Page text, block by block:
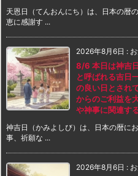
天恩日（てんおんにち）は、日本の暦
恵に感謝す ...
2026年8月6日 :
8/6 本日は神吉
と呼ばれる吉日
の良い日とされ
からのご利益を
や神事に関連す
神吉日（かみよしび）は、日本の暦に
事、祈願な ...
2026年8月6日 :